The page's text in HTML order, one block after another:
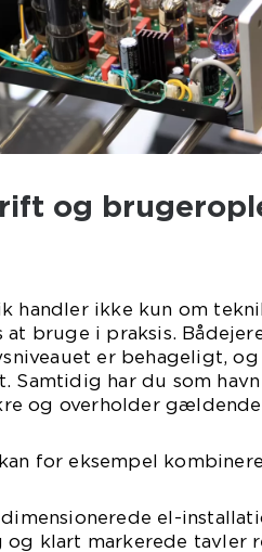
og
handler ikke kun om
at bruge i praksis.
er behageligt,
Samtidig har du som
og overholder
for eksempel
el-
klart markerede tavler